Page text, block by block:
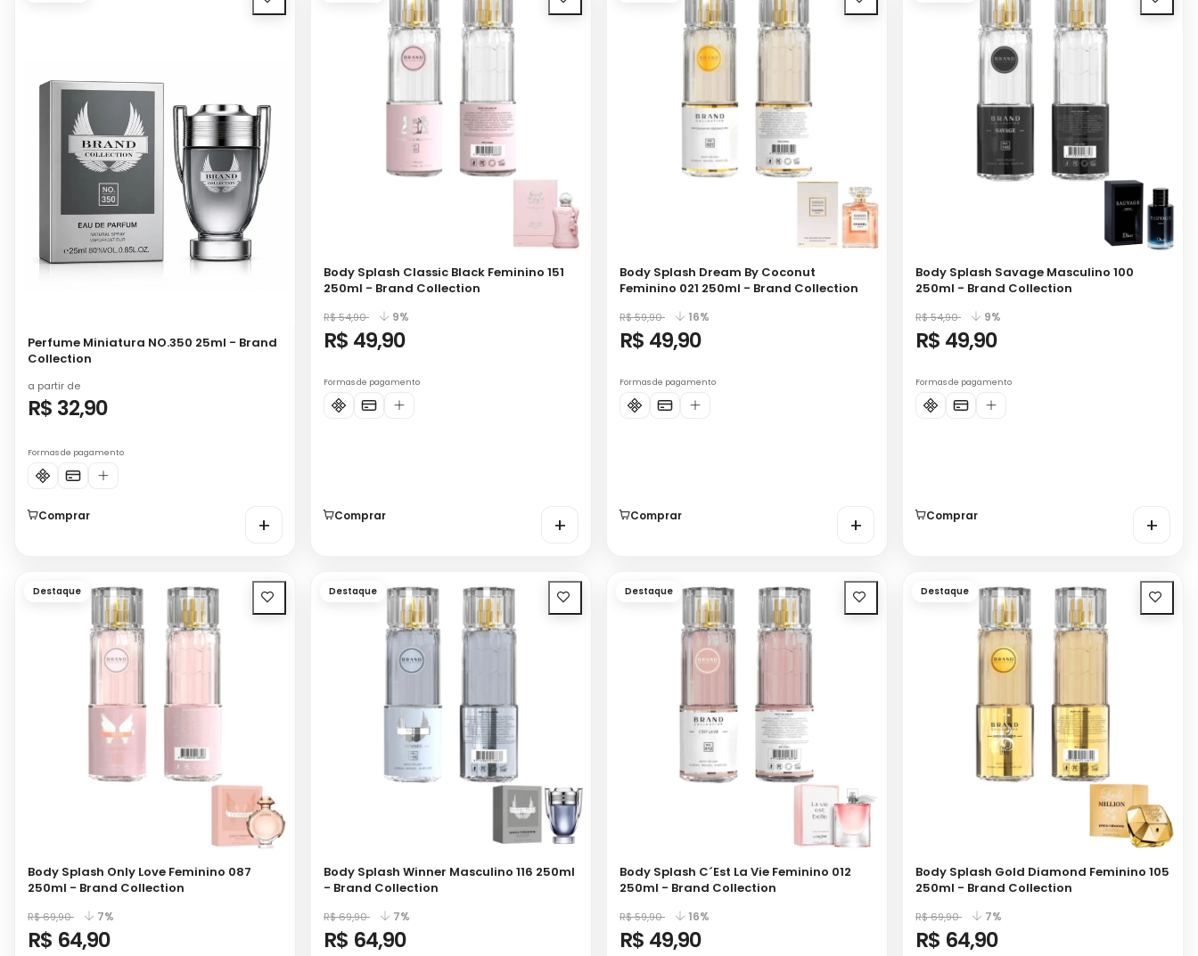
Perfume Miniatura NO.350 25ml - Brand
Collection
a partir de
R$ 32,90
Formas de pagamento
Comprar +
Body Splash Classic Black Feminino 151
250ml - Brand Collection
R$ 54,90 9%
R$ 49,90
Formas de pagamento
Comprar +
Body Splash Dream By Coconut
Feminino 021 250ml - Brand Collection
R$ 59,90 16%
R$ 49,90
Formas de pagamento
Comprar +
Body Splash Savage Masculino 100
250ml - Brand Collection
R$ 54,90 9%
R$ 49,90
Formas de pagamento
Comprar +
Destaque
Body Splash Only Love Feminino 087
250ml - Brand Collection
R$ 69,90 7%
R$ 64,90
Destaque
Body Splash Winner Masculino 116 250ml
- Brand Collection
R$ 69,90 7%
R$ 64,90
Destaque
Body Splash C´Est La Vie Feminino 012
250ml - Brand Collection
R$ 59,90 16%
R$ 49,90
Destaque
Body Splash Gold Diamond Feminino 105
250ml - Brand Collection
R$ 69,90 7%
R$ 64,90